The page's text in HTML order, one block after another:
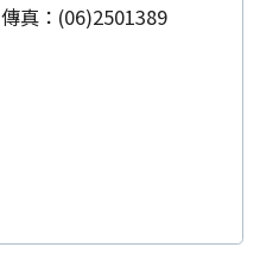
傳真：(06)2501389